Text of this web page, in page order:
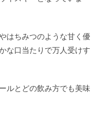
はちみつのような甘く優
な口当たりで万人受けす
ルとどの飲み方でも美味